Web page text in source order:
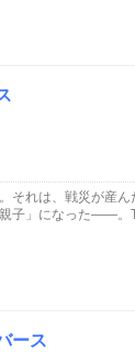
それは、戦災が産
子」になった――。
ース